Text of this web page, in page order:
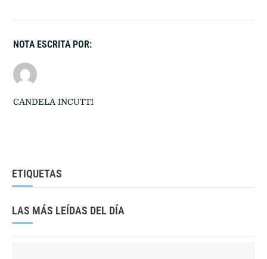
NOTA ESCRITA POR:
CANDELA INCUTTI
ETIQUETAS
LAS MÁS LEÍDAS DEL DÍA